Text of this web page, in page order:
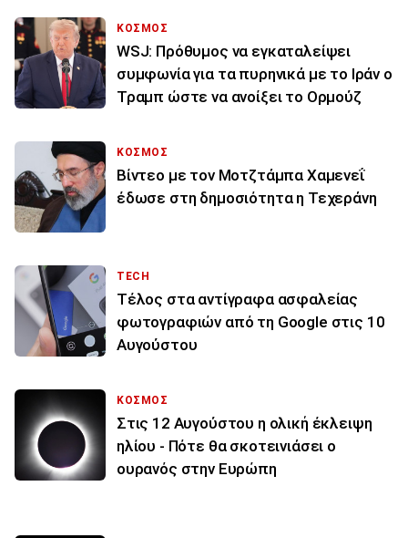
ΚΟΣΜΟΣ
WSJ: Πρόθυμος να εγκαταλείψει
συμφωνία για τα πυρηνικά με το Ιράν ο
Τραμπ ώστε να ανοίξει το Ορμούζ
ΚΟΣΜΟΣ
Βίντεο με τον Μοτζτάμπα Χαμενεΐ
έδωσε στη δημοσιότητα η Τεχεράνη
TECH
Τέλος στα αντίγραφα ασφαλείας
φωτογραφιών από τη Google στις 10
Αυγούστου
ΚΟΣΜΟΣ
Στις 12 Αυγούστου η ολική έκλειψη
ηλίου - Πότε θα σκοτεινιάσει ο
ουρανός στην Ευρώπη